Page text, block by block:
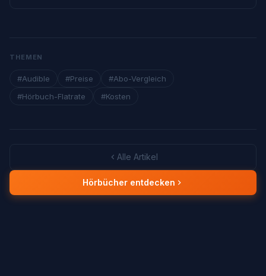
THEMEN
#Audible #Preise
#Abo-Vergleich
#Hörbuch-Flatrate
#Kosten
Alle Artikel
Hörbücher entdecken